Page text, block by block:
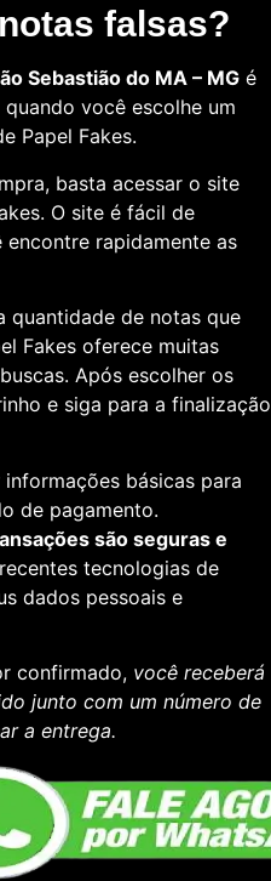
falsas?
Sebastião do MA – MG é
você escolhe um
Papel Fakes.
basta acessar o site
O site é fácil de
rapidamente as
quantidade de notas que
Fakes oferece muitas
Após escolher os
e siga para a finalização
básicas para
de pagamento.
são seguras e
tecnologias de
dados pessoais e
confirmado, você receberá
junto com um número de
a entrega.